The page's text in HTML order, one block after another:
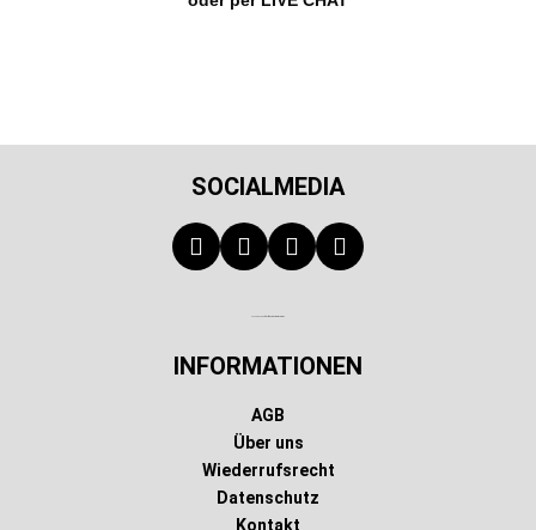
SOCIALMEDIA
INFORMATIONEN
AGB
Über uns
Wiederrufsrecht
Datenschutz
Kontakt